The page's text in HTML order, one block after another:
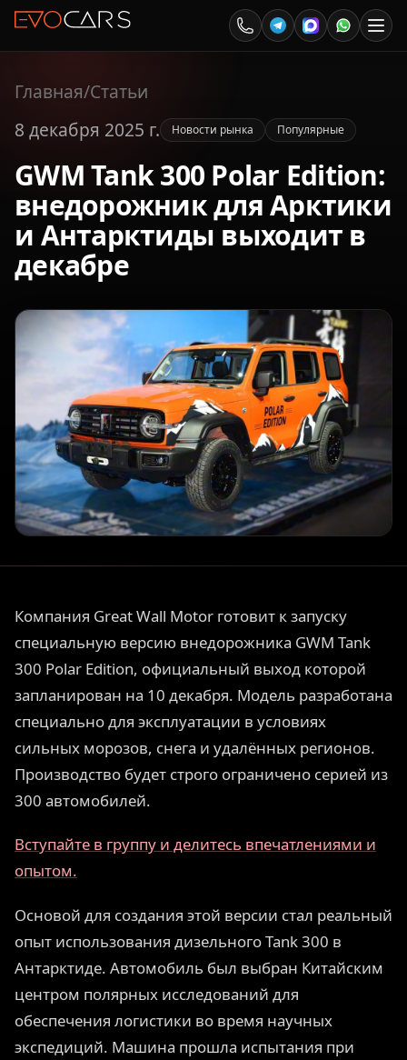
Главная/Статьи
8 декабря 2025 г.
Новости рынка Популярные
GWM Tank 300 Polar Edition:
внедорожник для Арктики
и Антарктиды выходит в
декабре
Компания Great Wall Motor готовит к запуску
специальную версию внедорожника GWM Tank
300 Polar Edition, официальный выход которой
запланирован на 10 декабря. Модель разработана
специально для эксплуатации в условиях
сильных морозов, снега и удалённых регионов.
Производство будет строго ограничено серией из
300 автомобилей.
Вступайте в группу и делитесь впечатлениями и
опытом.
Основой для создания этой версии стал реальный
опыт использования дизельного Tank 300 в
Антарктиде. Автомобиль был выбран Китайским
центром полярных исследований для
обеспечения логистики во время научных
экспедиций. Машина прошла испытания при